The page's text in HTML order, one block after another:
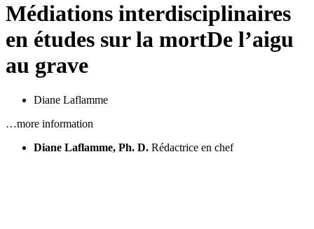
Médiations interdisciplinaires
en études sur la mortDe l’aigu
au grave
Diane Laflamme
…more information
Diane Laflamme, Ph. D. Rédactrice en chef